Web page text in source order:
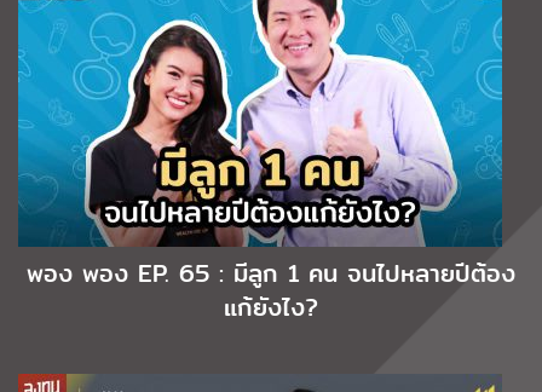
พอง พอง EP. 65 : มีลูก 1 คน จนไปหลายปีต้อง
แก้ยังไง?